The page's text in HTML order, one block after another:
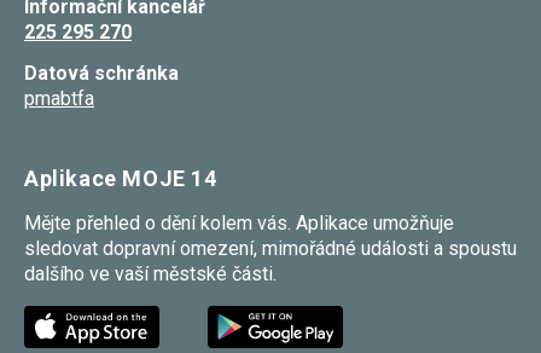
Informační kancelář
225 295 270
Datová schránka
pmabtfa
Aplikace MOJE 14
Mějte přehled o dění kolem vás. Aplikace umožňuje
sledovat dopravní omezení, mimořádné události a spoustu
dalšího ve vaší městské části.